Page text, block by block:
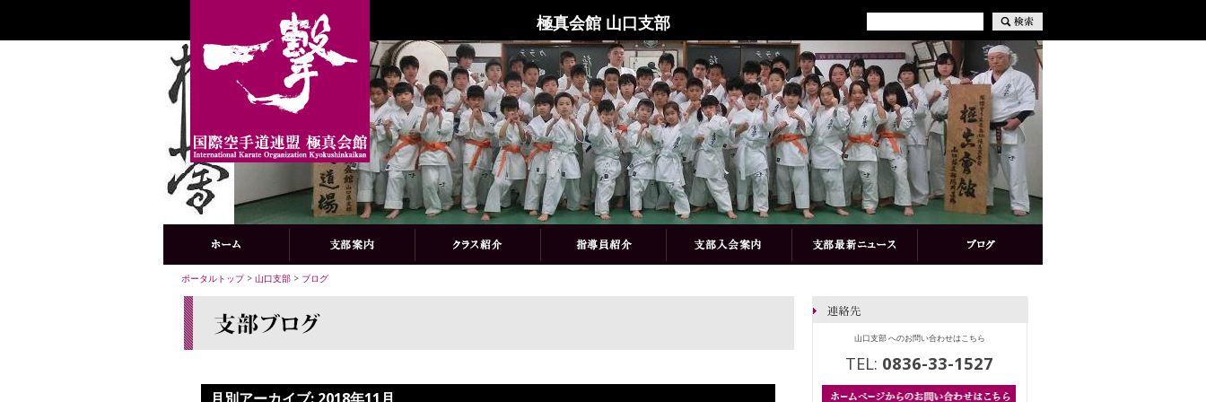
極真会館 山口支部
ポータルトップ> 山口支部 > ブログ
山口支部 へのお問い合わせはこちら
TEL: 0836-33-1527